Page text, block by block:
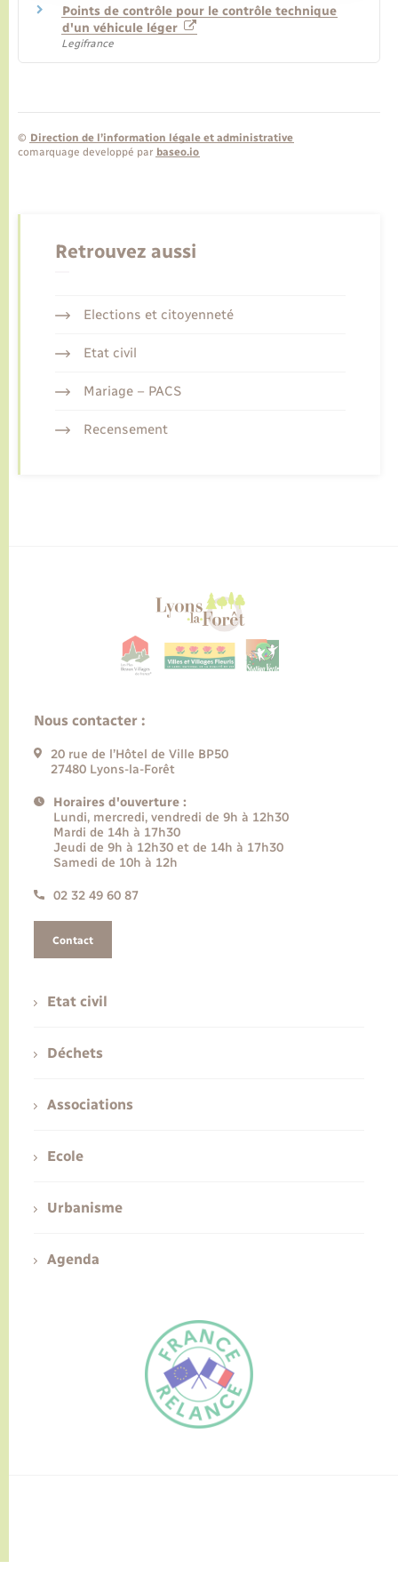
FR
Points de contrôle pour le contrôle technique
d'un véhicule léger
Legifrance
© Direction de l’information légale et administrative
comarquage developpé par baseo.io
Retrouvez aussi
Elections et citoyenneté
Etat civil
Mariage – PACS
Recensement
Nous contacter :
20 rue de l’Hôtel de Ville BP50
27480 Lyons-la-Forêt
Horaires d'ouverture :
Lundi, mercredi, vendredi de 9h à 12h30
Mardi de 14h à 17h30
Jeudi de 9h à 12h30 et de 14h à 17h30
Samedi de 10h à 12h
02 32 49 60 87
Contact
Etat civil
Déchets
Associations
Ecole
Urbanisme
Agenda